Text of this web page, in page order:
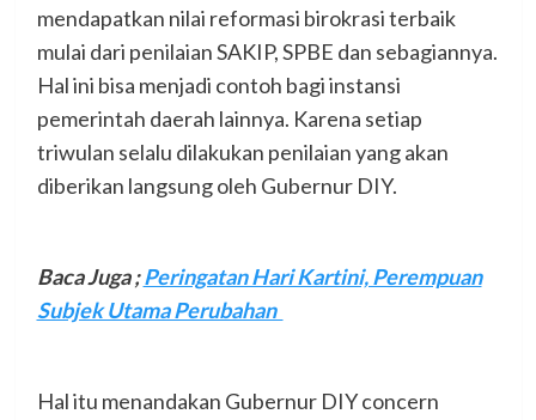
mendapatkan nilai reformasi birokrasi terbaik
mulai dari penilaian SAKIP, SPBE dan sebagiannya.
Hal ini bisa menjadi contoh bagi instansi
pemerintah daerah lainnya. Karena setiap
triwulan selalu dilakukan penilaian yang akan
diberikan langsung oleh Gubernur DIY.
Baca Juga ;Peringatan Hari Kartini, Perempuan
Subjek Utama Perubahan
Hal itu menandakan Gubernur DIY concern